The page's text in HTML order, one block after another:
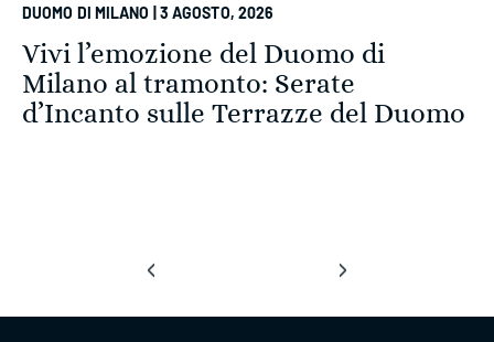
DUOMO DI MILANO | 3 AGOSTO, 2026
Vivi l’emozione del Duomo di
Milano al tramonto: Serate
d’Incanto sulle Terrazze del Duomo
‹ ›